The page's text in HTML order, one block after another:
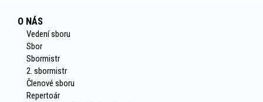
O NÁS
Vedení sboru
Sbor
Sbormistr
2. sbormistr
Členové sboru
Repertoár